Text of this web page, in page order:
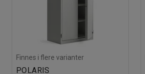
Finnes i flere varianter
POLARIS